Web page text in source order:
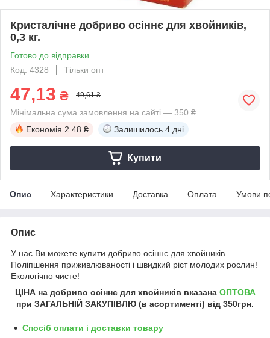
Кристалічне добриво осіннє для хвойників,
0,3 кг.
Готово до відправки
Код: 4328
Тільки опт
47,13 ₴ 49,61 ₴
Мінімальна сума замовлення на сайті — 350 ₴
Економія 2.48 ₴ Залишилось 4 дні
Купити
Опис Характеристики Доставка Оплата Умови
Опис
У нас Ви можете купити добриво осіннє для хвойників
Поліпшення приживлюваності і швидкий ріст молодих рослин!
Екологічно чисте!
ЦІНА на добриво осіннє для хвойників вказана ОПТОВА
при ЗАГАЛЬНІЙ ЗАКУПІВЛЮ (в асортименті) від 350грн.
Спосіб оплати і доставки товару